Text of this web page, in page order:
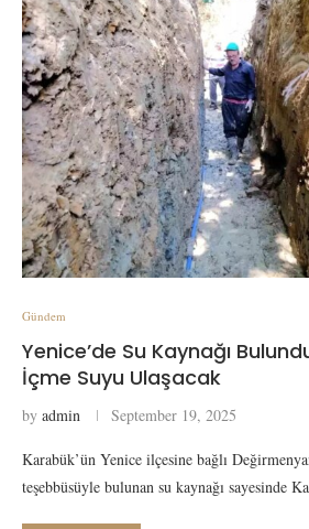
Gündem
Yenice’de Su Kaynağı
İçme Suyu Ulaşacak
by admin September 19, 2025
Karabük’ün Yenice ilçesine bağlı
teşebbüsüyle bulunan su kaynağı sayesinde